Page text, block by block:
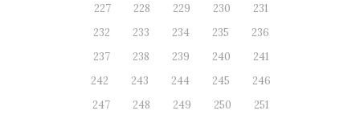
227
228 229 230
231
232
233 234 235
236
237
238 239 240
241
242
243 244 245
246
247
248 249 250
251